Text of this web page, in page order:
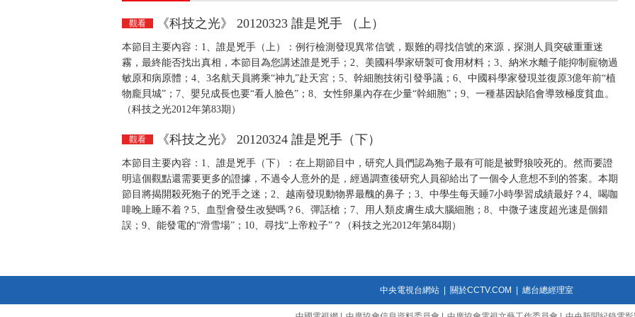
觀看 《科技之光》 20120323 誰是兇手 （上）
本節目主要內容：1、誰是兇手（上）：例行檢測發現異常信號，艱難的尋找信號的來源，探測人員突破重重迷
霧，最終能否找出真相，本節目為您講述誰是兇手；2、美國科學家研製可食用材料；3、納米水離子能抑制寵物過
敏原和病原體；4、3名航天員將乘“神九”赴天宮；5、幹細胞技術引發爭議；6、中國科學家發現並復原3億年前“植
物龐貝城”；7、嬰兒成長也要“看人臉色”；8、女性卵巢內存在少量“幹細胞”；9、一種基因缺陷會導致極度貧血。
（科技之光2012年第83期）
觀看 《科技之光》 20120324 誰是兇手（下）
本節目主要內容：1、誰是兇手（下）：在上期節目中，研究人員們認為狍子最有可能是被野狼咬死的。然而要證
明這個觀點還需要更多的證據，不過令人意外的是，經過調查後研究人員卻給出了一個令人意想不到的答案。本期
節目將揭開殺死狍子的兇手之迷；2、越南發現動物界最醜的鼻子；3、中學生每天睡7小時學習成績最好？4、喝咖
啡晚上睡不着？5、血型會發生改變嗎？6、彈話槍；7、用人類皮膚生成大腦細胞；8、中微子速度超光速是個錯
誤；9、能發電的“滑雪場”；10、尋找“上帝粒子”？（科技之光2012年第84期）
中央電視台網站| 關於CCTV.COM 總台總經理室